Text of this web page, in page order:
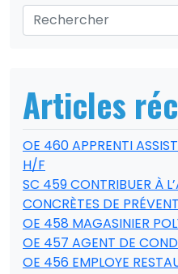
Articles
OE 460 APPRENTI
H/F
SC 459 CONTRIBUER À
CONCRÈTES DE
OE 458 MAGASINIER
OE 457 AGENT DE
OE 456 EMPLOYE